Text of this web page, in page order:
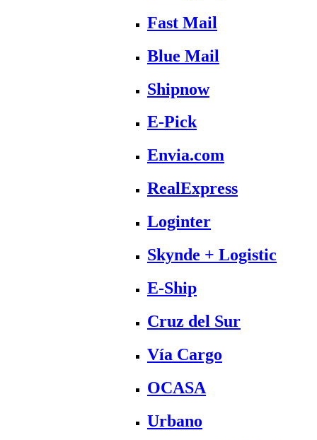
Fast Mail
Blue Mail
Shipnow
E-Pick
Envia.com
RealExpress
Loginter
Skynde + Logistic
E-Ship
Cruz del Sur
Vía Cargo
OCASA
Urbano